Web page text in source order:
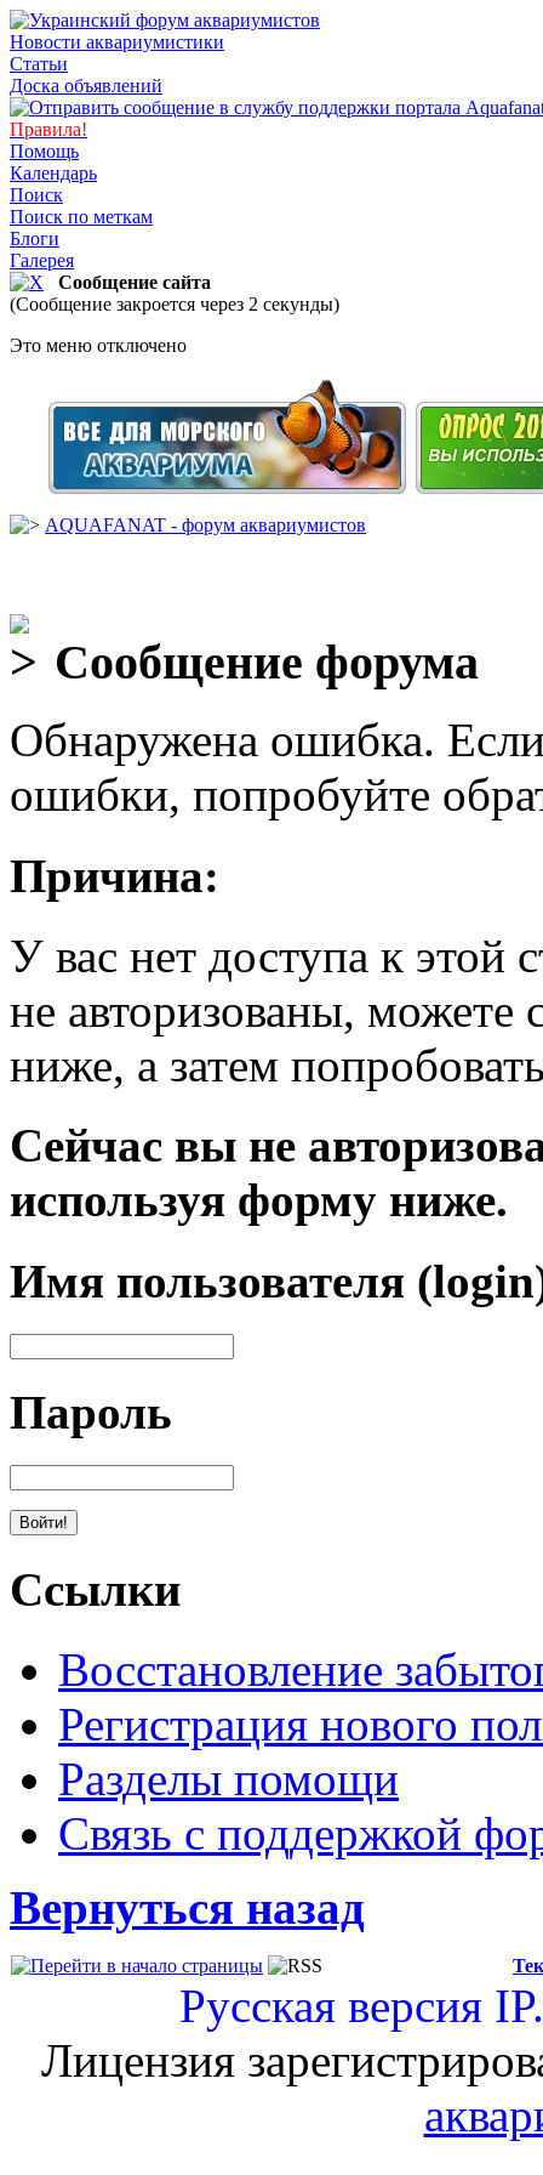
Новости аквариумистики
Статьи
Доска объявлений
Правила!
Помощь
Календарь
Поиск
Поиск по меткам
Блоги
Галерея
Сообщение сайта
(Сообщение закроется через 2 секунды)
Это меню отключено
AQUAFANAT - форум аквариумистов
Сообщение форума
Обнаружена ошибка.
ошибки, попробуйте
Причина:
У вас нет доступа к
не авторизованы, можете
ниже, а затем
Сейчас вы не
используя форму ниже.
Имя пользователя
Пароль
Ссылки
Восстановление
Регистрация нового
Разделы помощи
Связь с поддержкой
Вернуться назад
Русская версия
Лицензия